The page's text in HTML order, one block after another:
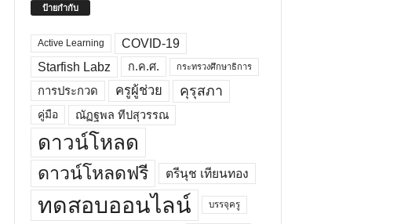
ป้ายกำกับ
Active Learning
COVID-19
Starfish Labz
ก.ค.ศ. กระทรวงศึกษาธิการ
การประกวด ครูผู้ช่วย คุรุสภา
คู่มือ ณัฏฐพล ทีปสุวรรณ
ดาวน์โหลด
ดาวน์โหลดฟรี ตรีนุช เทียนทอง
ทดสอบออนไลน์ บรรจุครู